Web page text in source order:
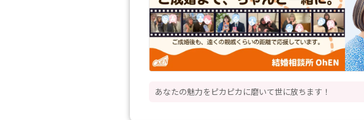
あなたの魅力をピカピカに磨いて世に放ちます！